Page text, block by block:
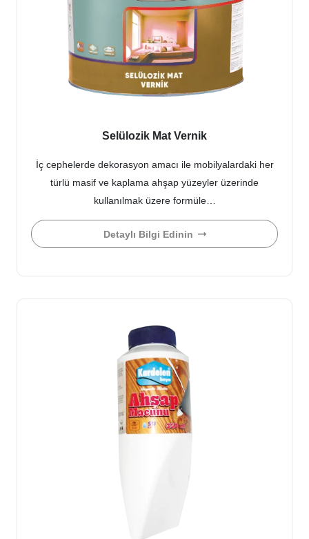
Selülozik Mat Vernik
İç cephelerde dekorasyon amacı ile mobilyalardaki her
türlü masif ve kaplama ahşap yüzeyler üzerinde
kullanılmak üzere formüle…
Detaylı Bilgi Edinin